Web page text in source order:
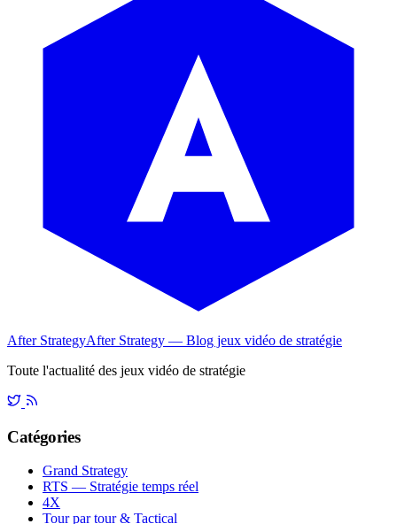
After StrategyAfter Strategy — Blog jeux vidéo de stratégie
Toute l'actualité des jeux vidéo de stratégie
Catégories
Grand Strategy
RTS — Stratégie temps réel
4X
Tour par tour & Tactical